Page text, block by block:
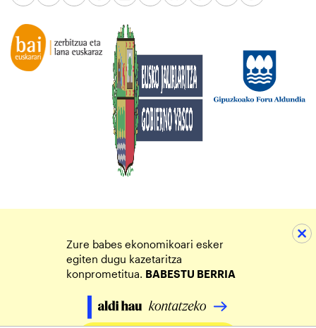
Zure babes ekonomikoari esker
egiten dugu kazetaritza
konprometitua. BABESTU BERRIA